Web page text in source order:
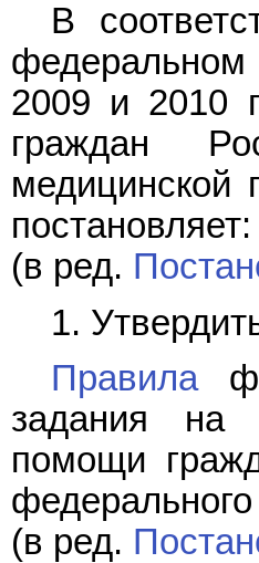
В
2009 и 2010
граждан
медицинской
постановляет:
(в ред.
1.
Правила
задания на
помощи
(в ред.